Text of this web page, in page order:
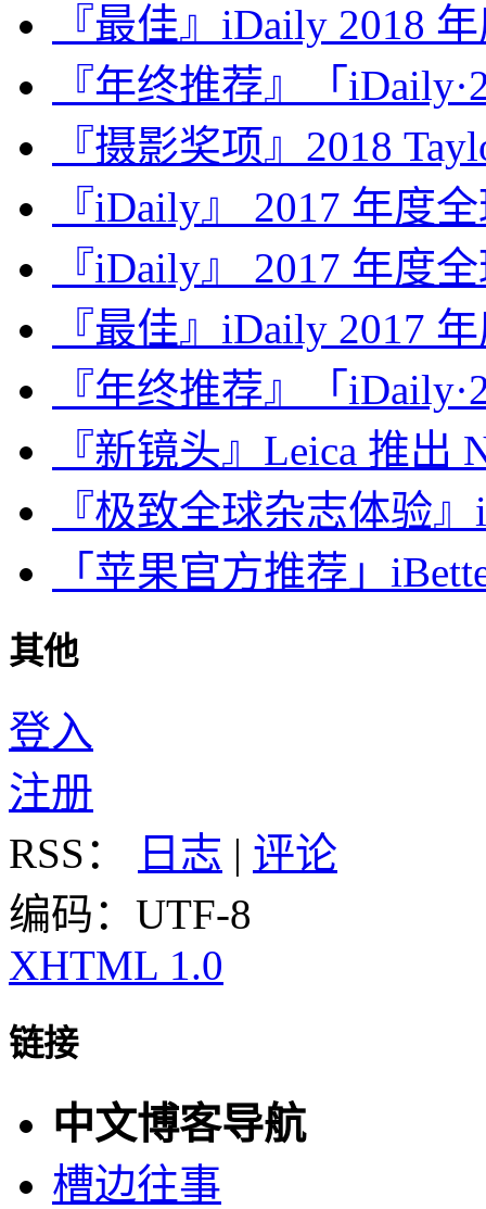
『最佳』iDaily 2018
『年终推荐』「
『摄影奖项』2018
『iDaily』 2017 年度
『iDaily』 2017 年度
『最佳』iDaily 2017
『年终推荐』「
『新镜头』Leica 推出
『极致全球杂志体验
「苹果官方推荐」
其他
登入
注册
RSS：
日志 | 评论
编码：UTF-8
XHTML 1.0
链接
中文博客导航
槽边往事